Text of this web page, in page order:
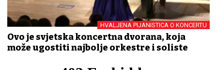
HVALJENA PIJANISTICA O KONCERTU
Ovo je svjetska koncertna dvorana, koja
može ugostiti najbolje orkestre i soliste